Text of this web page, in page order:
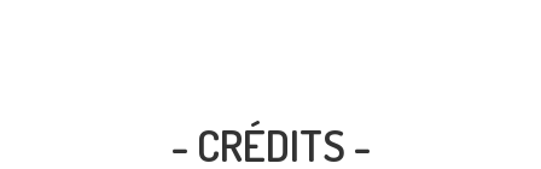
- CRÉDITS -